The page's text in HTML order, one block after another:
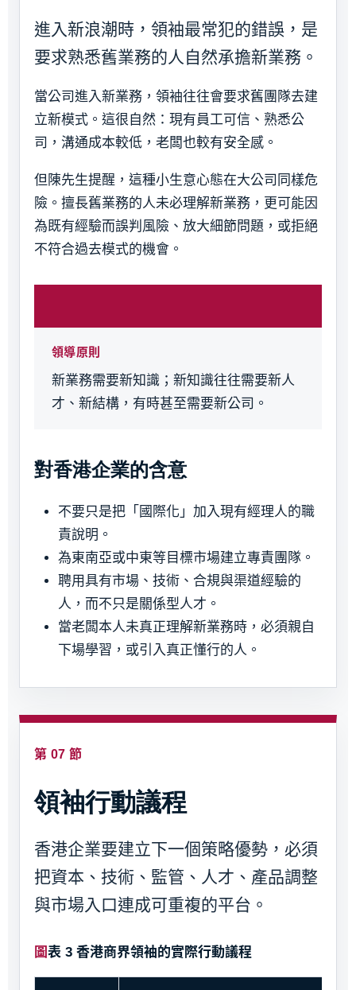
進入新浪潮時，領袖最常犯的錯誤，是
要求熟悉舊業務的人自然承擔新業務。
當公司進入新業務，領袖往往會要求舊團隊去建
立新模式。這很自然：現有員工可信、熟悉公
司，溝通成本較低，老闆也較有安全感。
但陳先生提醒，這種小生意心態在大公司同樣危
險。擅長舊業務的人未必理解新業務，更可能因
為既有經驗而誤判風險、放大細節問題，或拒絕
不符合過去模式的機會。
領導原則
新業務需要新知識；新知識往往需要新人
才、新結構，有時甚至需要新公司。
對香港企業的含意
不要只是把「國際化」加入現有經理人的職
責說明。
為東南亞或中東等目標市場建立專責團隊。
聘用具有市場、技術、合規與渠道經驗的
人，而不只是關係型人才。
當老闆本人未真正理解新業務時，必須親自
下場學習，或引入真正懂行的人。
第 07 節
領袖行動議程
香港企業要建立下一個策略優勢，必須
把資本、技術、監管、人才、產品調整
與市場入口連成可重複的平台。
圖表 3 香港商界領袖的實際行動議程